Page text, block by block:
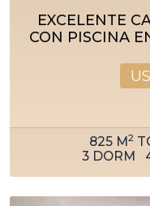
EXCELENTE
CON PISCINA
825 M2
3DORM